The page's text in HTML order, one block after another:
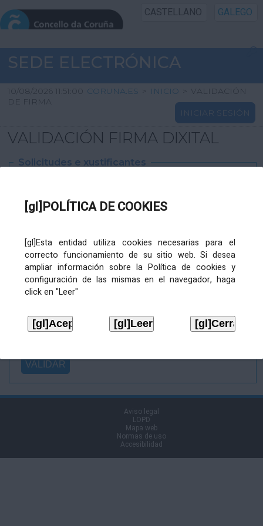
[gl]POLÍTICA DE COOKIES
[gl]Esta entidad utiliza cookies necesarias para el
correcto funcionamiento de su sitio web. Si desea
ampliar información sobre la Política de cookies y
configuración de las mismas en el navegador, haga
click en "Leer"
CASTELLANO GALEGO
INICIO SEDE
INICIO
INFORMACIÓN PÚBLICA
SEDE ELECTRÓNICA
10/08/2026 11:51:00 CORUNA.ES > INICIO >
VALIDACIÓN
DE FIRMA
INICIAR SESIÓN
VALIDACIÓN FIRMA DIXITAL
Solicitudes e xustificantes
XML
Ficheiros varios
Ficheiro
asinado:
firma (.p7s):
Aviso legal
LOPD
Mapa web
Normas de uso
Accesibilidad